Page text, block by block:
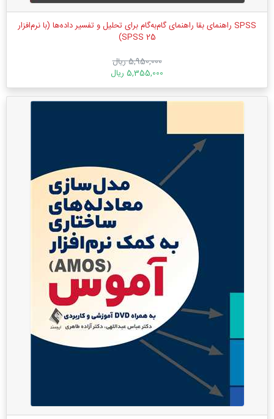
SPSS راهنمای بقا راهنمای گام‌به‌گام برای تحلیل و تفسیر داده‌ها (با نرم‌افزار
SPSS 25)
5,950,000 ریال
5,355,000 ریال